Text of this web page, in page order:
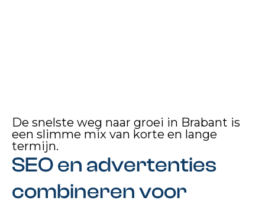
De snelste weg naar groei in Brabant is
een slimme mix van korte en lange
termijn.
SEO en advertenties
combineren voor